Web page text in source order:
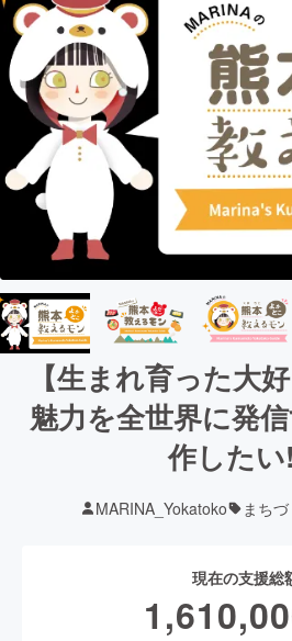
【生まれ育った大
魅力を全世界に発
作したい!
MARINA_Yokatoko まち
現在の支援総